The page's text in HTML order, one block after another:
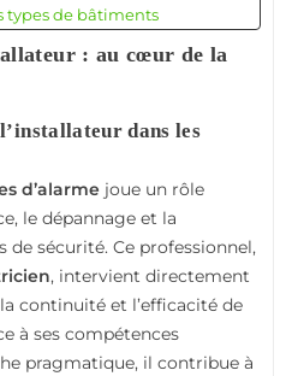
types de bâtiments
pour les systèmes
et l’adaptation
sur le long
rapide et maîtrisé
essentiel pour une sécurité
: au cœur de la
dans les
d’alarme joue un rôle
le dépannage et la
sécurité. Ce professionnel,
, intervient directement
continuité et l’efficacité de
à ses compétences
pragmatique, il contribue à